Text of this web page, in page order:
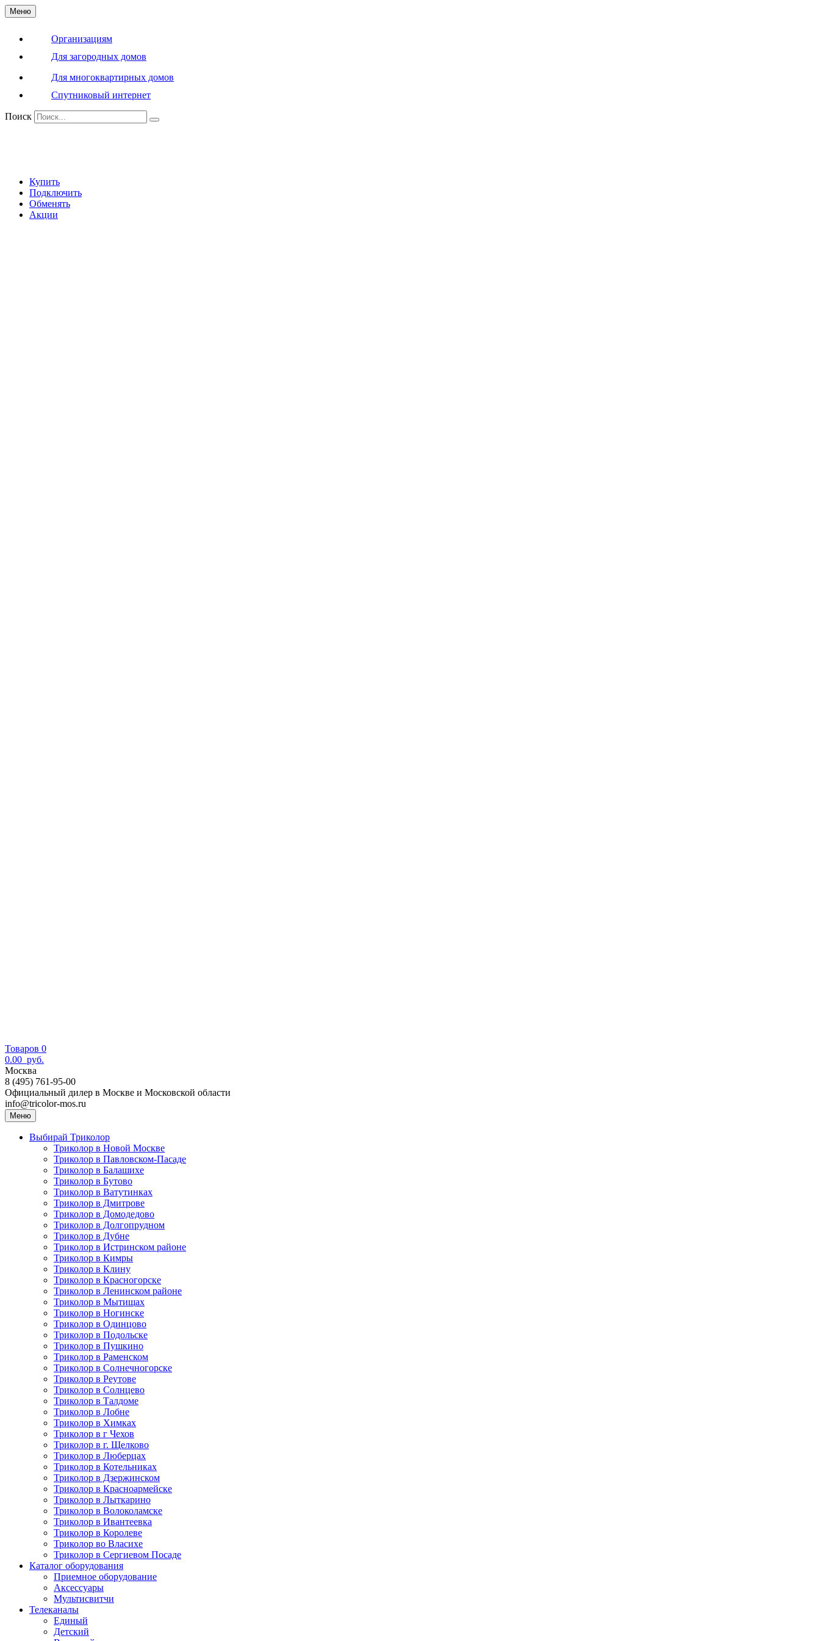
Меню
Организациям
Для загородных домов
Для многоквартирных домов
Спутниковый интернет
Поиск
Купить
Подключить
Обменять
Акции
Товаров 0
0.00 руб.
Москва
8 (495) 761-95-00
Официальный дилер в Москве и Московской области
info@tricolor-mos.ru
Меню
Выбирай Триколор
Триколор в Новой Москве
Триколор в Павловском-Пасаде
Триколор в Балашихе
Триколор в Бутово
Триколор в Ватутинках
Триколор в Дмитрове
Триколор в Домодедово
Триколор в Долгопрудном
Триколор в Дубне
Триколор в Истринском районе
Триколор в Кимры
Триколор в Клину
Триколор в Красногорске
Триколор в Ленинском районе
Триколор в Мытищах
Триколор в Ногинске
Триколор в Одинцово
Триколор в Подольске
Триколор в Пушкино
Триколор в Раменском
Триколор в Солнечногорске
Триколор в Реутове
Триколор в Солнцево
Триколор в Талдоме
Триколор в Лобне
Триколор в Химках
Триколор в г Чехов
Триколор в г. Щелково
Триколор в Люберцах
Триколор в Котельниках
Триколор в Дзержинском
Триколор в Красноармейске
Триколор в Лыткарино
Триколор в Волоколамске
Триколор в Ивантеевка
Триколор в Королеве
Триколор во Власихе
Триколор в Сергиевом Посаде
Каталог оборудования
Приемное оборудование
Аксессуары
Мультисвитчи
Телеканалы
Единый
Детский